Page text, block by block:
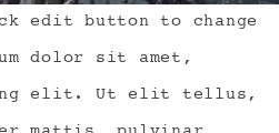
edit button to change
dolor sit amet,
elit. Ut elit tellus,